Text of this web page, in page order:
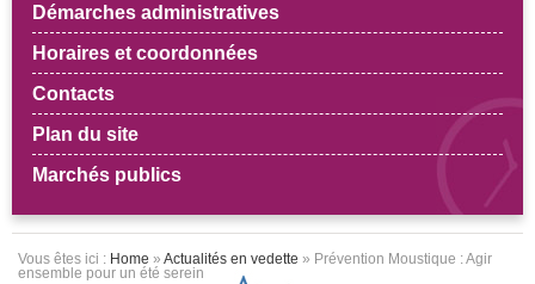
Démarches administratives
Horaires et coordonnées
Contacts
Plan du site
Marchés publics
Vous êtes ici : Home » Actualités en vedette » Prévention Moustique : Agir
ensemble pour un été serein